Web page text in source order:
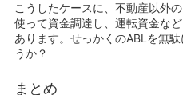
こうしたケースに、不動産以外
使って資金調達し、運転資金な
あります。せっかくのABLを無
うか？
まとめ